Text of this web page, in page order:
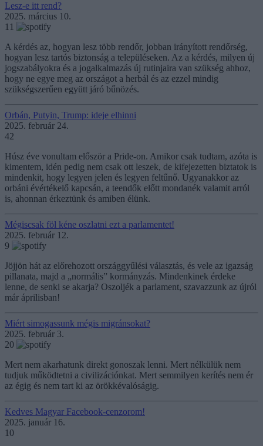
Lesz-e itt rend?
2025. március 10.
11
A kérdés az, hogyan lesz több rendőr, jobban irányított rendőrség,
hogyan lesz tartós biztonság a településeken. Az a kérdés, milyen új
jogszabályokra és a jogalkalmazás új rutinjaira van szükség ahhoz,
hogy ne egye meg az országot a herbál és az ezzel mindig
szükségszerűen együtt járó bűnözés.
Orbán, Putyin, Trump: ideje elhinni
2025. február 24.
42
Húsz éve vonultam először a Pride-on. Amikor csak tudtam, azóta is
kimentem, idén pedig nem csak ott leszek, de kifejezetten biztatok is
mindenkit, hogy legyen jelen és legyen feltűnő. Ugyanakkor az
orbáni évértékelő kapcsán, a teendők előtt mondanék valamit arról
is, ahonnan érkeztünk és amiben élünk.
Mégiscsak föl kéne oszlatni ezt a parlamentet!
2025. február 12.
9
Jöjjön hát az előrehozott országgyűlési választás, és vele az igazság
pillanata, majd a „normális” kormányzás. Mindenkinek érdeke
lenne, de senki se akarja? Oszoljék a parlament, szavazzunk az újról
már áprilisban!
Miért simogassunk mégis migránsokat?
2025. február 3.
20
Mert nem akarhatunk direkt gonoszak lenni. Mert nélkülük nem
tudjuk működtetni a civilizációnkat. Mert semmilyen kerítés nem ér
az égig és nem tart ki az örökkévalóságig.
Kedves Magyar Facebook-cenzorom!
2025. január 16.
10